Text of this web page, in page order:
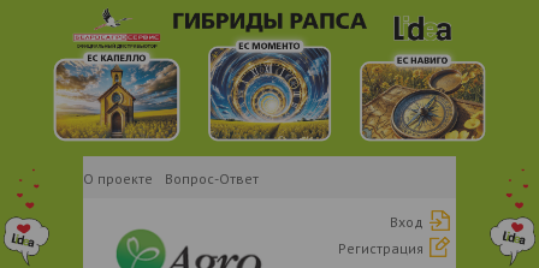
О проекте Вопрос-Ответ
Вход
Регистрация